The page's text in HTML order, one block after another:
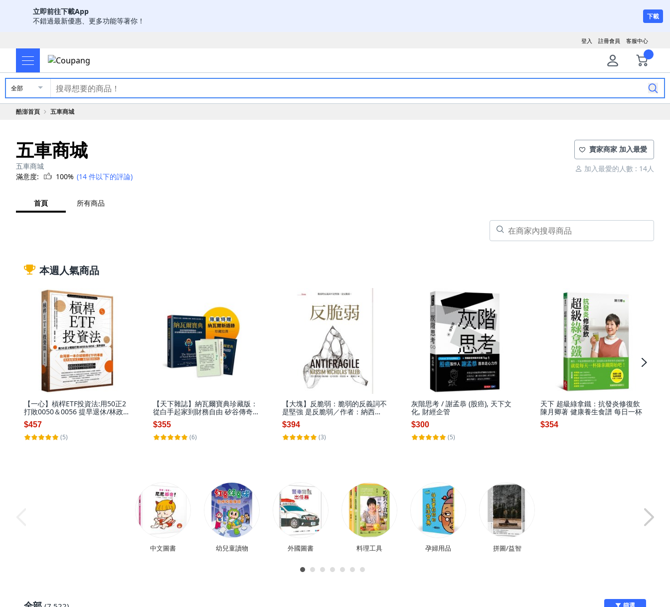
立即前往下載App
不錯過最新優惠、更多功能等著你！
下載
客服中心
註冊會員
登入
全部
酷澎首頁 五車商城
五車商城
五車商城
滿意度:
100% (14 件以下的評論)
賣家商家 加入最愛
加入最愛的人數 : 14人
首頁 所有商品
本週人氣商品
【一心】槓桿ETF投資法:用50正2
打敗0050＆0056 提早退休/林政
華（大仁） 五車商城
$457
(5)
【天下雜誌】納瓦爾寶典珍藏版：
從白手起家到財務自由 矽谷傳奇
創投家的投資哲學與人生智慧／艾
瑞克‧喬根森／五車商城
$355
(6)
【大塊】反脆弱：脆弱的反義詞不
是堅強 是反脆弱／作者：納西
姆．尼可拉斯．塔雷伯
$394
(3)
灰階思考 / 謝孟恭 (股癌), 天下文
化, 財經企管
$300
(5)
天下 超級綠拿鐵：抗發炎修復飲
陳月卿著 健康養生食譜 每日一杯
$354
中文圖書 幼兒童讀物 外國圖書 料理工具 孕婦用品 拼圖/益智
篩選